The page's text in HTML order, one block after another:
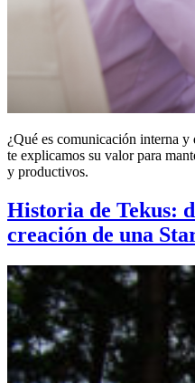
¿Qué es comunicación interna
te explicamos su valor para
y productivos.
Historia de Tekus:
creación de una